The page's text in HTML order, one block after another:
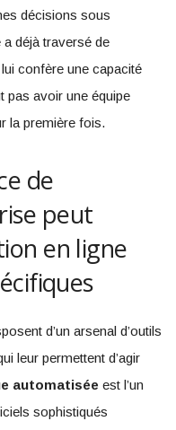
décisions sous
déjà traversé de
confère une capacité
pas avoir une équipe
la première fois.
de
peut
en ligne
d’un arsenal d’outils
leur permettent d’agir
automatisée est l’un
sophistiqués